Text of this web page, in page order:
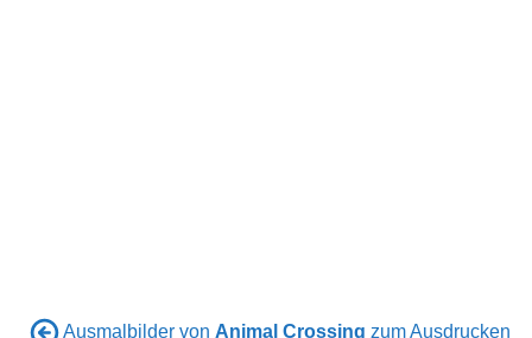
Ausmalbilder von Animal Crossing zum Ausdrucken